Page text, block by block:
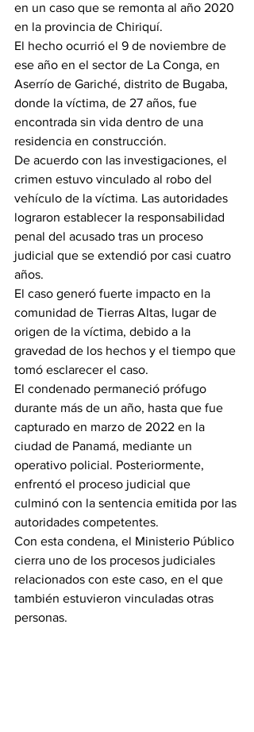
en un caso que se remonta al año 2020
en la provincia de Chiriquí.
El hecho ocurrió el 9 de noviembre de
ese año en el sector de La Conga, en
Aserrío de Gariché, distrito de Bugaba,
donde la víctima, de 27 años, fue
encontrada sin vida dentro de una
residencia en construcción.
De acuerdo con las investigaciones, el
crimen estuvo vinculado al robo del
vehículo de la víctima. Las autoridades
lograron establecer la responsabilidad
penal del acusado tras un proceso
judicial que se extendió por casi cuatro
años.
El caso generó fuerte impacto en la
comunidad de Tierras Altas, lugar de
origen de la víctima, debido a la
gravedad de los hechos y el tiempo que
tomó esclarecer el caso.
El condenado permaneció prófugo
durante más de un año, hasta que fue
capturado en marzo de 2022 en la
ciudad de Panamá, mediante un
operativo policial. Posteriormente,
enfrentó el proceso judicial que
culminó con la sentencia emitida por las
autoridades competentes.
Con esta condena, el Ministerio Público
cierra uno de los procesos judiciales
relacionados con este caso, en el que
también estuvieron vinculadas otras
personas.